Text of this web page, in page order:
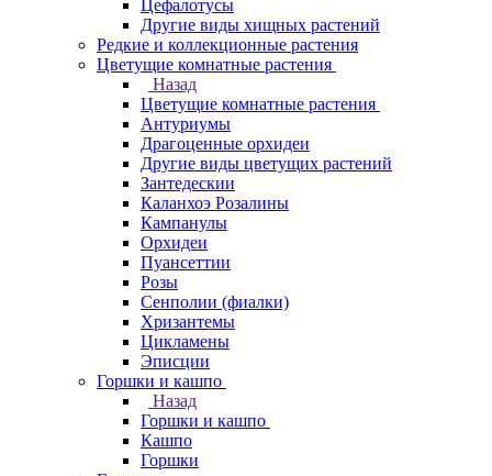
Цефалотусы
Другие виды хищных растений
Редкие и коллекционные растения
Цветущие комнатные растения
Назад
Цветущие комнатные растения
Антуриумы
Драгоценные орхидеи
Другие виды цветущих растений
Зантедескии
Каланхоэ Розалины
Кампанулы
Орхидеи
Пуансеттии
Розы
Сенполии (фиалки)
Хризантемы
Цикламены
Эписции
Горшки и кашпо
Назад
Горшки и кашпо
Кашпо
Горшки